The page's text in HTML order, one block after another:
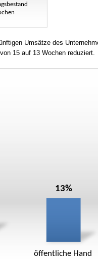
Umsätze des
15 auf 13 Wochen reduziert.